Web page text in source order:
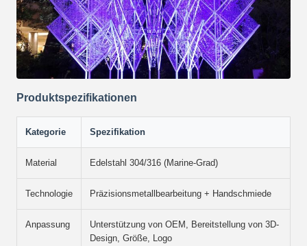
Produktspezifikationen
Kategorie Spezifikation
Material Edelstahl 304/316 (Marine-Grad)
Technologie Präzisionsmetallbearbeitung + Handschmiede
Anpassung
Unterstützung von OEM, Bereitstellung von 3D-
Design, Größe, Logo